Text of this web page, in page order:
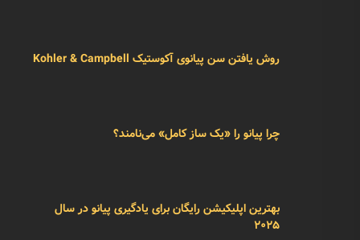
روش یافتن سن پیانوی آکوستیک Kohler & Campbell
چرا پیانو را «یک ساز کامل» می‌نامند؟
بهترین اپلیکیشن رایگان برای یادگیری پیانو در سال
۲۰۲۵